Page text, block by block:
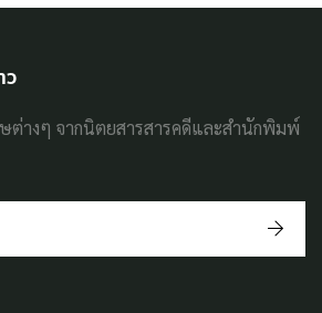
ต่างๆ จากนิตยสารสารคดีและสำนักพิมพ์